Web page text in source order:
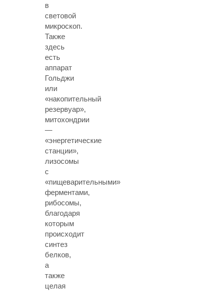
в
световой
микроскоп.
Также
здесь
есть
аппарат
Гольджи
или
«накопительный
резервуар»,
митохондрии
—
«энергетические
станции»,
лизосомы
с
«пищеварительными»
ферментами,
рибосомы,
благодаря
которым
происходит
синтез
белков,
а
также
целая